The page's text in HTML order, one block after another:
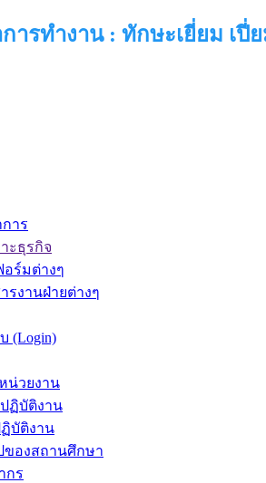
รทำงาน : ทักษะเยี่ยม เปี่
าร
ะธุรกิจ
ร์มต่างๆ
รงานฝ่ายต่างๆ
(Login)
น่วยงาน
ฏิบัติงาน
บัติงาน
องสถานศึกษา
กร